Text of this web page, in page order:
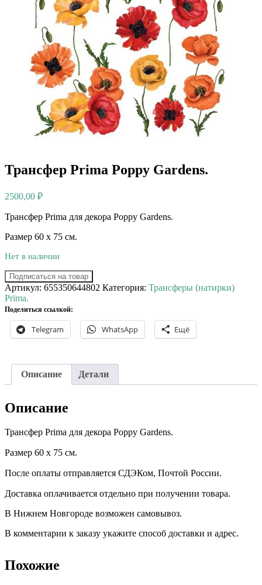
Трансфер Prima Poppy Gardens.
2500,00 ₽
Трансфер Prima для декора Poppy Gardens.
Размер 60 х 75 см.
Нет в наличии
Подписаться на товар
Артикул: 655350644802 Категория: Трансферы (натирки)
Prima.
Поделиться ссылкой:
Telegram WhatsApp Ещё
Описание Детали
Описание
Трансфер Prima для декора Poppy Gardens.
Размер 60 х 75 см. ⠀ ⠀
После оплаты отправляется СДЭКом, Почтой России. ⠀
Доставка оплачивается отдельно при получении товара. ⠀ ⠀
В Нижнем Новгороде возможен самовывоз.
В комментарии к заказу укажите способ доставки и адрес.
Похожие